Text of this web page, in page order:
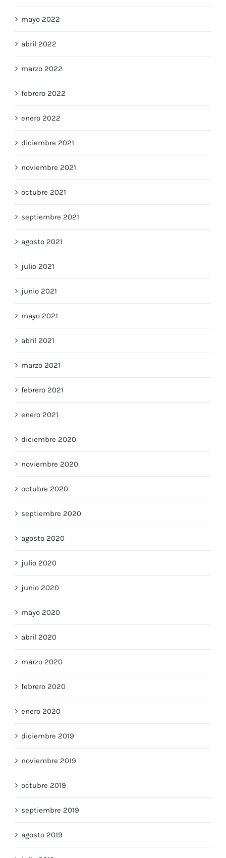
mayo 2022
abril 2022
marzo 2022
febrero 2022
enero 2022
diciembre 2021
noviembre 2021
octubre 2021
septiembre 2021
agosto 2021
julio 2021
junio 2021
mayo 2021
abril 2021
marzo 2021
febrero 2021
enero 2021
diciembre 2020
noviembre 2020
octubre 2020
septiembre 2020
agosto 2020
julio 2020
junio 2020
mayo 2020
abril 2020
marzo 2020
febrero 2020
enero 2020
diciembre 2019
noviembre 2019
octubre 2019
septiembre 2019
agosto 2019